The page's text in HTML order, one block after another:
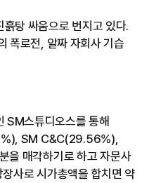
탕 싸움으로 번지고 있다.
폭로전, 알짜 자회사 기습
SM스튜디오스를 통해
SM C&C(29.56%),
을 매각하기로 하고 자문사
사로 시가총액을 합치면 약